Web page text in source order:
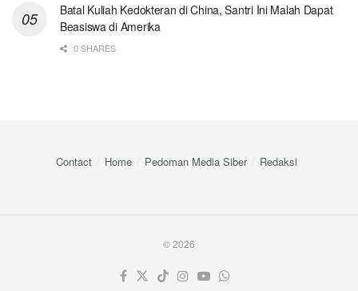
Batal Kuliah Kedokteran di China, Santri Ini Malah Dapat
Beasiswa di Amerika
0 SHARES
Contact Home Pedoman Media Siber Redaksi
© 2026